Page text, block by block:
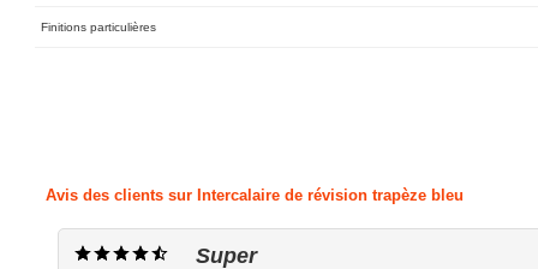
Finitions particulières
Avis des clients sur Intercalaire de révision trapèze bleu
Super